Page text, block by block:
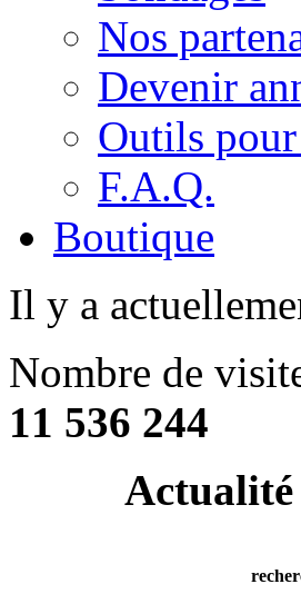
Nos
Devenir
Outils
F.A.Q.
Boutique
Il y a
Nombre de
11 536 244
Actualité